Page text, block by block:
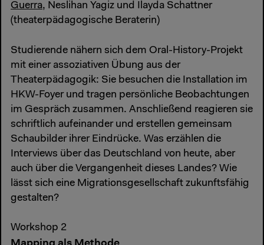
Guerra, Neslihan Yagiz und Ilayda Schattner
(theaterpädagogische Beraterin)
Studierende nähern sich dem Oral-History-Projekt
mit einer assoziativen Übung aus der
Theaterpädagogik: Sie besuchen die Installation im
HKW-Foyer und tragen persönliche Beobachtungen
im Gespräch zusammen. Anschließend reagieren sie
schriftlich aufeinander und erstellen gemeinsam
Schaubilder ihrer Eindrücke. Was erzählen die
Interviews über das Deutschland von heute, aber
auch über die Vergangenheit dieses Landes? Wie
lässt sich eine Migrationsgesellschaft zukunftsfähig
gestalten?
Workshop 2